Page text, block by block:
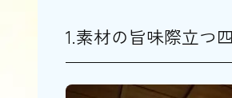
1.素材の旨味際立つ